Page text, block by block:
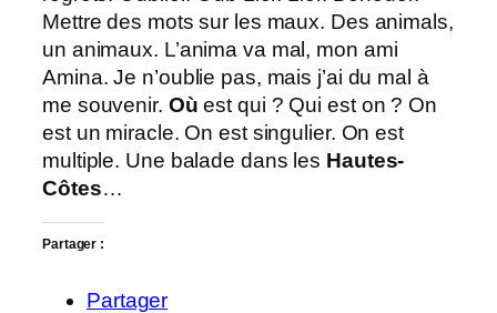
Mettre des mots sur les maux. Des animals,
un animaux. L’anima va mal, mon ami
Amina. Je n’oublie pas, mais j’ai du mal à
me souvenir. Où est qui ? Qui est on ? On
est un miracle. On est singulier. On est
multiple. Une balade dans les Hautes-
Côtes…
Partager :
Partager